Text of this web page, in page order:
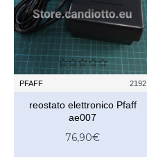
PFAFF 2192
reostato elettronico Pfaff
ae007
76,90€